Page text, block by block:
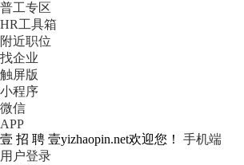
普工专区
HR工具箱
附近职位
找企业
触屏版
小程序
微信
APP
壹 招 聘 壹yizhaopin.net欢迎您！
手机端
用户登录